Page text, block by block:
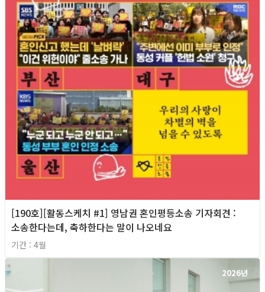
[190호][활동스케치 #1] 영남권 혼인평등소송 기자회견​ :
소송한다는데, 축하한다는 말이 나오네요
기간 : 4월
2026년